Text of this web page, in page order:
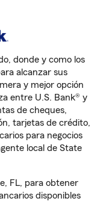
donde y como los
alcanzar sus
y mejor opción
entre U.S. Bank® y
de cheques,
tarjetas de crédito,
para negocios
local de State
FL, para obtener
disponibles